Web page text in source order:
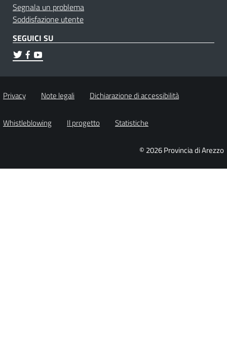
Segnala un problema
Soddisfazione utente
SEGUICI SU
Privacy Note legali Dichiarazione di accessibilità
Whistleblowing Il progetto Statistiche
© 2026 Provincia di Arezzo